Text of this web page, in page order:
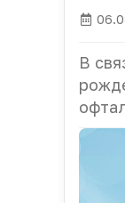
В